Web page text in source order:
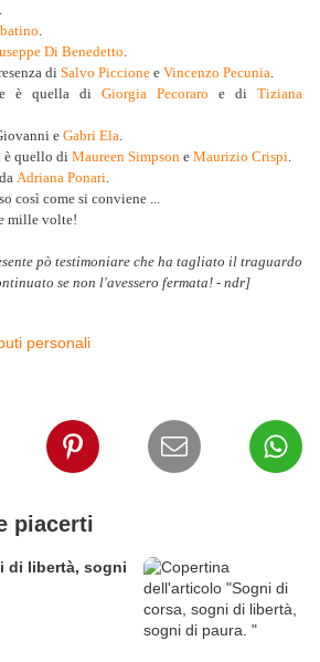
.
Di Benedetto.
di Salvo Piccione e Vincenzo Pecunia.
è quella di Giorgia Pecoraro e di Tiziana
e Gabri Ela.
quello di Maureen Simpson e Maurizio Crispi.
Adriana Ponari.
così come si conviene ...
mille volte!
pò testimoniare che ha tagliato il traguardo
se non l'avessero fermata! - ndr]
personali
piacerti
di libertà, sogni